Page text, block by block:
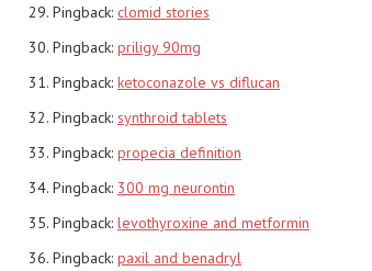
Pingback: clomid stories
Pingback: priligy 90mg
Pingback: ketoconazole vs diflucan
Pingback: synthroid tablets
Pingback: propecia definition
Pingback: 300 mg neurontin
Pingback: levothyroxine and metformin
Pingback: paxil and benadryl